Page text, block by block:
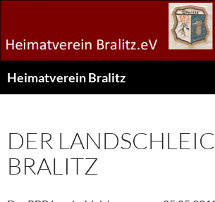
springen
Heimatverein Bralitz
DER
BRALITZ